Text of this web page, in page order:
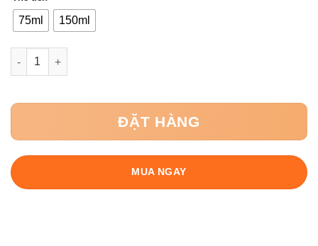
75ml 150ml
YẾN CHƯNG HẠT SEN quantity
ĐẶT HÀNG
MUA NGAY